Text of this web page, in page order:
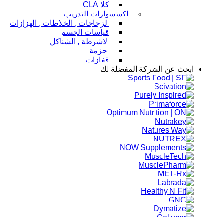
كلا CLA
اكسسوارات التدريب
الزجاجات , الخلاطات , الهزازات
قياسات الجسم
الاشرطة , الشناكل
احزمة
قفازات
ابحث عن الشركة المفضلة لك